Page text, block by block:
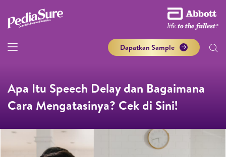
Dapatkan Sample
Apa Itu Speech Delay dan Bagaimana
Cara Mengatasinya? Cek di Sini!